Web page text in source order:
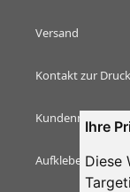
Ihre
Diese
Versand
Kontakt zur
Aufkleber